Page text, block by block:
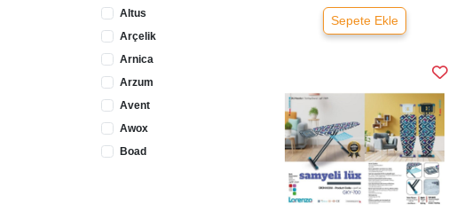
Altus
Arçelik
Arnica
Arzum
Avent
Awox
Boad
Sepete Ekle